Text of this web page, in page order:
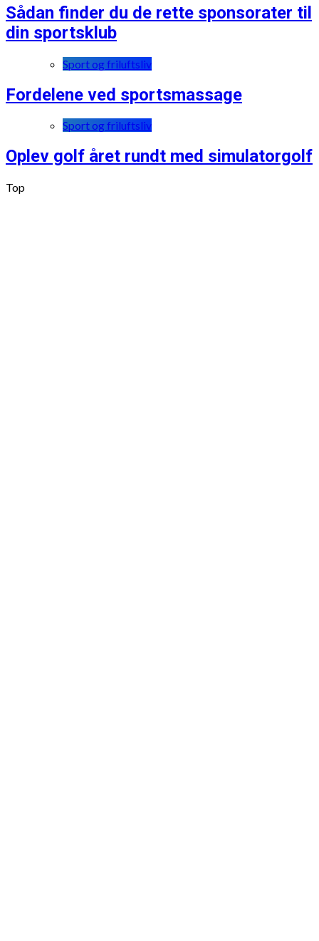
Sådan finder du de rette sponsorater til
din sportsklub
Sport og friluftsliv
Fordelene ved sportsmassage
Sport og friluftsliv
Oplev golf året rundt med simulatorgolf
Top